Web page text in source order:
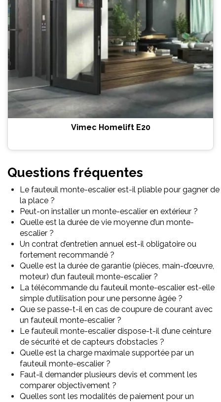
Vimec Homelift E20
Questions fréquentes
Le fauteuil monte-escalier est-il pliable pour gagner de
la place ?
Peut-on installer un monte-escalier en extérieur ?
Quelle est la durée de vie moyenne d’un monte-
escalier ?
Un contrat d’entretien annuel est-il obligatoire ou
fortement recommandé ?
Quelle est la durée de garantie (pièces, main-d’œuvre,
moteur) d’un fauteuil monte-escalier ?
La télécommande du fauteuil monte-escalier est-elle
simple d’utilisation pour une personne âgée ?
Que se passe-t-il en cas de coupure de courant avec
un fauteuil monte-escalier ?
Le fauteuil monte-escalier dispose-t-il d’une ceinture
de sécurité et de capteurs d’obstacles ?
Quelle est la charge maximale supportée par un
fauteuil monte-escalier ?
Faut-il demander plusieurs devis et comment les
comparer objectivement ?
Quelles sont les modalités de paiement pour un